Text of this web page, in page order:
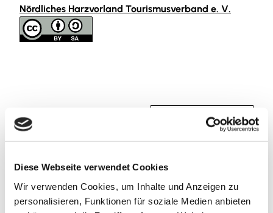
Diese Webseite verwendet Cookies
Wir verwenden Cookies, um Inhalte und Anzeigen zu
personalisieren, Funktionen für soziale Medien anbieten
Nördliches Harzvorland Tourismusverband e. V.
In der Nähe Auf der Karte anschauen
Veranstaltung